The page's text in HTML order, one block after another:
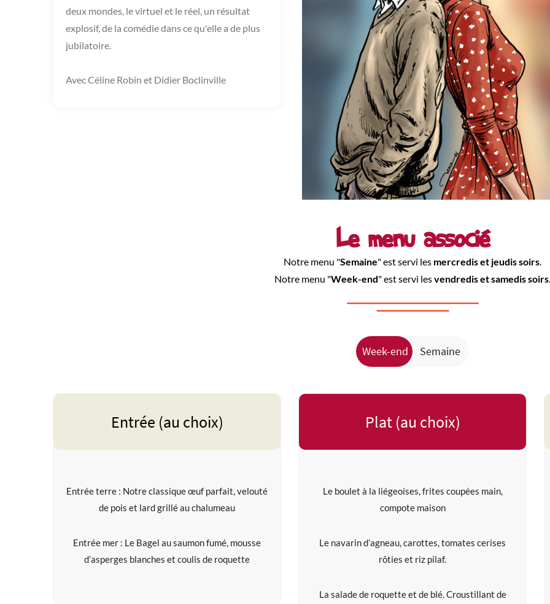
deux mondes, le virtuel et le réel, un résultat
explosif, de la comédie dans ce qu'elle a de plus
jubilatoire.
Avec Céline Robin et Didier Boclinville
Le menu associé
Notre menu "Semaine" est servi les mercredis et jeudis soirs.
Notre menu "Week-end" est servi lesvendredis et samedis soirs.
Week-end Semaine
Entrée (au choix)
Entrée terre : Notre classique œuf parfait, velouté
de pois et lard grillé au chalumeau
Entrée mer : Le Bagel au saumon fumé, mousse
d’asperges blanches et coulis de roquette
Plat (au choix)
Le boulet à la liégeoises, frites coupées main,
compote maison
Le navarin d’agneau, carottes, tomates cerises
rôties et riz pilaf.
La salade de roquette et de blé. Croustillant de